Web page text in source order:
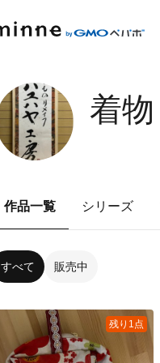
着
作品一覧 シリーズ
すべて 販売中
残り1点